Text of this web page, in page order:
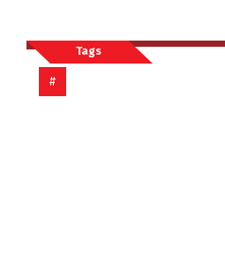
Tags
#